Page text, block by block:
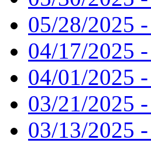
05/28/2025
04/17/2025
04/01/2025
03/21/2025
03/13/2025